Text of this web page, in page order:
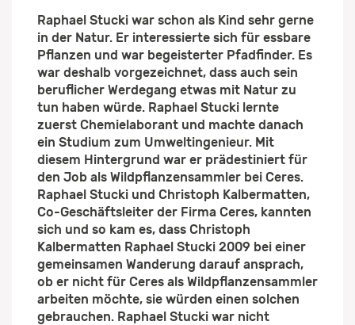
Raphael Stucki war schon als Kind sehr gerne
in der Natur. Er interessierte sich für essbare
Pflanzen und war begeisterter Pfadfinder. Es
war deshalb vorgezeichnet, dass auch sein
beruflicher Werdegang etwas mit Natur zu
tun haben würde. Raphael Stucki lernte
zuerst Chemielaborant und machte danach
ein Studium zum Umweltingenieur. Mit
diesem Hintergrund war er prädestiniert für
den Job als Wildpflanzensammler bei Ceres.
Raphael Stucki und Christoph Kalbermatten,
Co-Geschäftsleiter der Firma Ceres, kannten
sich und so kam es, dass Christoph
Kalbermatten Raphael Stucki 2009 bei einer
gemeinsamen Wanderung darauf ansprach,
ob er nicht für Ceres als Wildpflanzensammler
arbeiten möchte, sie würden einen solchen
gebrauchen. Raphael Stucki war nicht